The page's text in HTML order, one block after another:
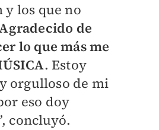
y los que no
de
lo que más me
. Estoy
orgulloso de mi
eso doy
concluyó.